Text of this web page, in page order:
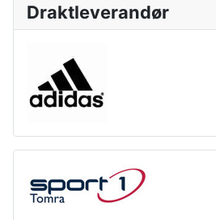
Draktleverandør